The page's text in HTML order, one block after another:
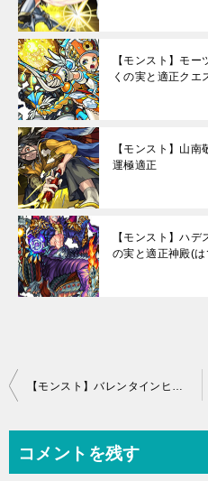
【モンスト】モ
くの実と適正クエ
【モンスト】山
運極適正
【モンスト】ハ
の実と適正神殿(は
投
ビ
【モンスト】バレンタインヒカリの最新評価とステータス
コメントを残す